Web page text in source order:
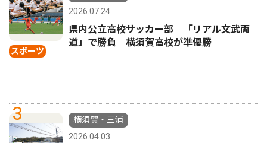
スポーツ
2026.07.24
県内公立高校サッカー部 「リアル文武両
道」で勝負 横須賀高校が準優勝
3
横須賀・三浦
2026.04.03